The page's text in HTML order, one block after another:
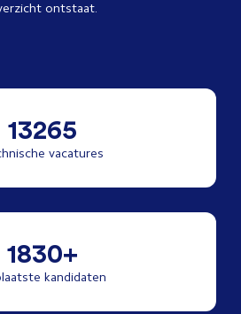
ontstaat.
13265
vacatures
1830+
kandidaten